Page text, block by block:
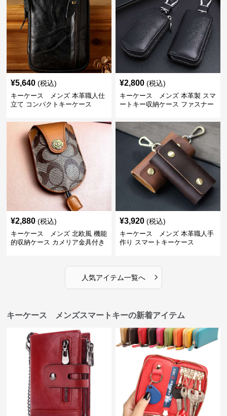
¥5,640 (税込)
キーケース メンズ 本革職人仕
立て コンパクトキーケース
¥2,800 (税込)
キーケース メンズ 本革製 スマ
ートキー収納ケース ファスナー
¥2,880 (税込)
キーケース メンズ 北欧風 機能
的収納ケース カメリア金具付き
¥3,920 (税込)
キーケース メンズ 本革職人手
作り スマートキーケース
人気アイテム一覧へ ›
キーケース メンズスマートキーの新着アイテム